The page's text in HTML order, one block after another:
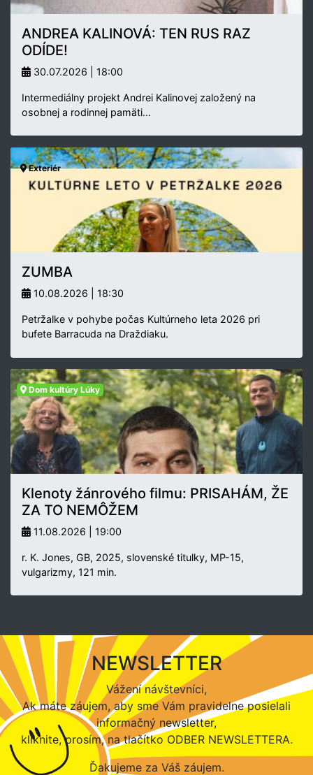
ANDREA KALINOVÁ: TEN RUS RAZ
ODÍDE!
30.07.2026 | 18:00
Intermediálny projekt Andrei Kalinovej založený na
osobnej a rodinnej pamäti…
Exteriér
ZUMBA
10.08.2026 | 18:30
Petržalke v pohybe počas Kultúrneho leta 2026 pri
bufete Barracuda na Draždiaku.
Dom kultúry Lúky
Klenoty žánrového filmu: PRISAHÁM, ŽE
ZA TO NEMÔŽEM
11.08.2026 | 19:00
r. K. Jones, GB, 2025, slovenské titulky, MP-15,
vulgarizmy, 121 min.
NEWSLETTER
Vážení návštevníci,
Ak máte záujem, aby sme Vám pravidelne posielali
informačný newsletter,
kliknite, prosím, na tlačítko ODBER NEWSLETTERA.
Ďakujeme za Váš záujem.